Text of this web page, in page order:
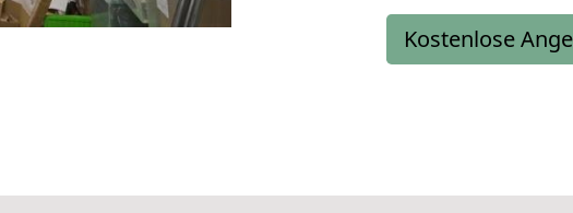
Kostenlose